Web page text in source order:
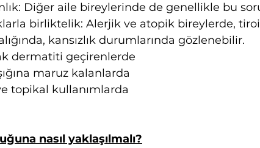
Diğer aile bireylerinde de genellikle bu
birliktelik: Alerjik ve atopik bireylerde,
kansızlık durumlarında gözlenebilir.
dermatiti geçirenlerde
maruz kalanlarda
topikal kullanımlarda
nasıl yaklaşılmalı?